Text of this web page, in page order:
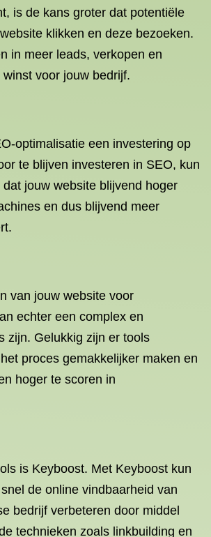
is de kans groter dat potentiële
klikken en deze bezoeken.
in meer leads, verkopen en
voor jouw bedrijf.
optimalisatie een investering op
te blijven investeren in SEO, kun
jouw website blijvend hoger
en dus blijvend meer
van jouw website voor
echter een complex en
zijn. Gelukkig zijn er tools
proces gemakkelijker maken en
hoger te scoren in
is Keyboost. Met Keyboost kun
de online vindbaarheid van
bedrijf verbeteren door middel
technieken zoals linkbuilding en